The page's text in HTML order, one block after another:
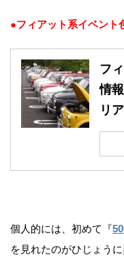
●フィアット系イベント
フ
情
リ
個人的には、初めて『
を見れたのがひじょう